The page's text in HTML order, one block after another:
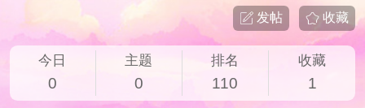
收藏
发帖
今日
0
主题
0
排名
110
收藏
1